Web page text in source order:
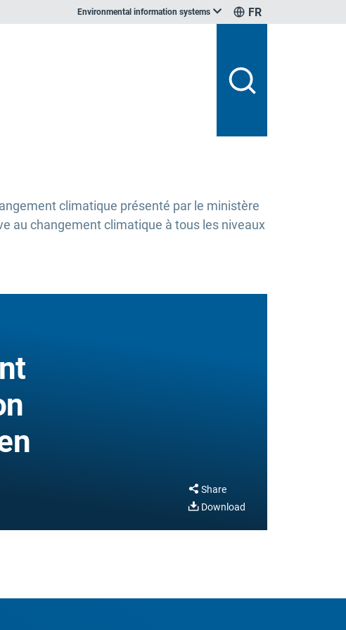
Environmental information systems FR
climatique présenté par le ministère
au changement climatique à tous les niveaux
Share
Download